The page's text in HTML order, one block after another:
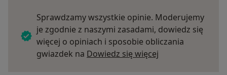
Sprawdzamy wszystkie opinie. Moderujemy
je zgodnie z naszymi zasadami, dowiedz się
więcej o opiniach i sposobie obliczania
gwiazdek na Dowiedz się więcej